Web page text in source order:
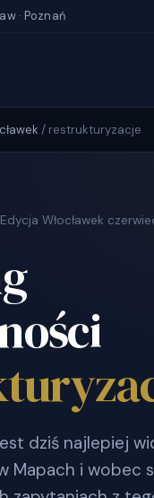
· Poznań
/ restrukturyzacje
Edycja Włocławek
dziś najlepiej
Mapach i wobec